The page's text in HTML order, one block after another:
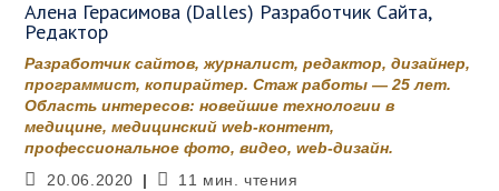
Алена Герасимова (Dalles) Разработчик Сайта,
Редактор
Разработчик сайтов, журналист, редактор, дизайнер,
программист, копирайтер. Стаж работы — 25 лет.
Область интересов: новейшие технологии в
медицине, медицинский web-контент,
профессиональное фото, видео, web-дизайн.
Запись
20.06.2020
Время
11 мин. чтения